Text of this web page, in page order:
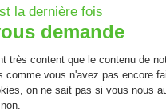
dat de
natuurlijk kapitaal dat
kan teruggeven.
liter drinkwater heeft
hebben